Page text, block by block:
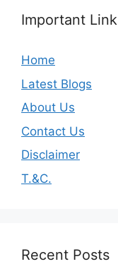
Important
Home
Latest Blogs
About Us
Contact Us
Disclaimer
T.&C.
Recent Posts